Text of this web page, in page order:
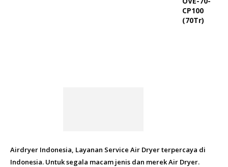
Airdryer Indonesia, Layanan Service Air Dryer terpercaya di
Indonesia. Untuk segala macam jenis dan merek Air Dryer.